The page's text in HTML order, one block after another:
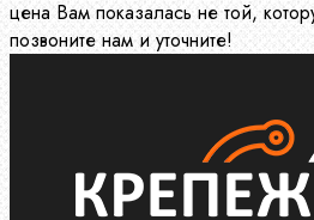
цена Вам показалась не той,
позвоните нам и уточните!